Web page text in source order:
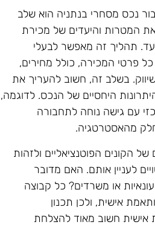
נכס מסחרי בנתניה הוא שלב
המטרות והיעדים של מכירת
תהליך זה מאפשר לבעלי
פרטי המכירה, כולל מחירים,
בשלב זה, חשוב להעריך את
היחסיים של הנכס. לדוגמה,
עם גישה נוחה לתחבורה
מהאסטרטגיה.
הקונים הפוטנציאליים ולזהות
לעניין אותם. האם מדובר
או משרדים? כל קבוצה
אישית, ולכן תכנון
חשוב מאוד להצלחת